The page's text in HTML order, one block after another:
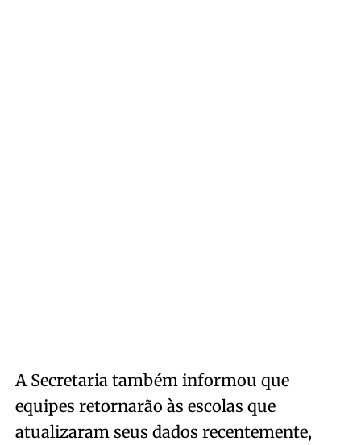
A Secretaria também informou que
equipes retornarão às escolas que
atualizaram seus dados recentemente,